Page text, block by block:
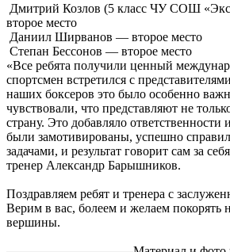
Дмитрий Козлов (5 класс ЧУ СОШ
второе место
Даниил Ширванов — второе место
Степан Бессонов — второе место
«Все ребята получили ценный
спортсмен встретился с
наших боксеров это было особенно
чувствовали, что представляют не
страну. Это добавляло ответственности
были замотивированы, успешно
задачами, и результат говорит сам за
тренер Александр Барышников.
Поздравляем ребят и тренера с
Верим в вас, болеем и желаем покорять
вершины.